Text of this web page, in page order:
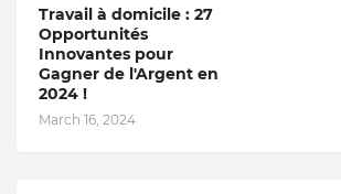
Travail à domicile : 27
Opportunités
Innovantes pour
Gagner de l'Argent en
2024 !
March 16, 2024